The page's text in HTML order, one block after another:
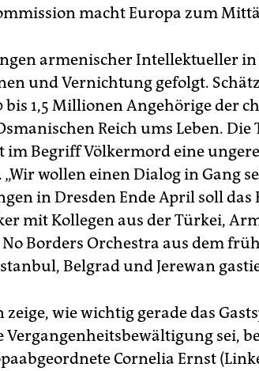
macht Europa zum
armenischer Intellektueller
und Vernichtung gefolgt.
1,5 Millionen Angehörige der
Reich ums Leben. Die
im Begriff Völkermord eine
wollen einen Dialog in Gang
in Dresden Ende April soll das
mit Kollegen aus der Türkei,
Borders Orchestra aus dem
Belgrad und Jerewan
wie wichtig gerade das
Vergangenheitsbewältigung sei,
Cornelia Ernst